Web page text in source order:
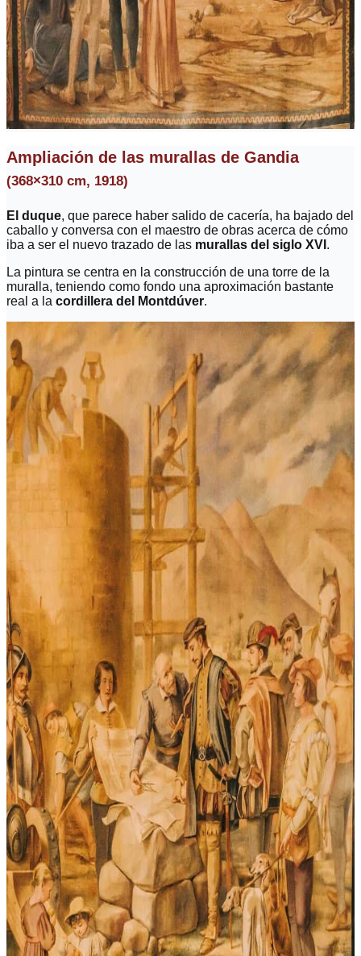
Ampliación de las murallas de Gandia
(368×310 cm, 1918)
El duque, que parece haber salido de cacería, ha bajado del
caballo y conversa con el maestro de obras acerca de cómo
iba a ser el nuevo trazado de las murallas del siglo XVI .
La pintura se centra en la construcción de una torre de la
muralla, teniendo como fondo una aproximación bastante
real a la cordillera del Montdúver.